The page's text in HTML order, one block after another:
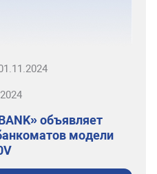
объявляет
модели